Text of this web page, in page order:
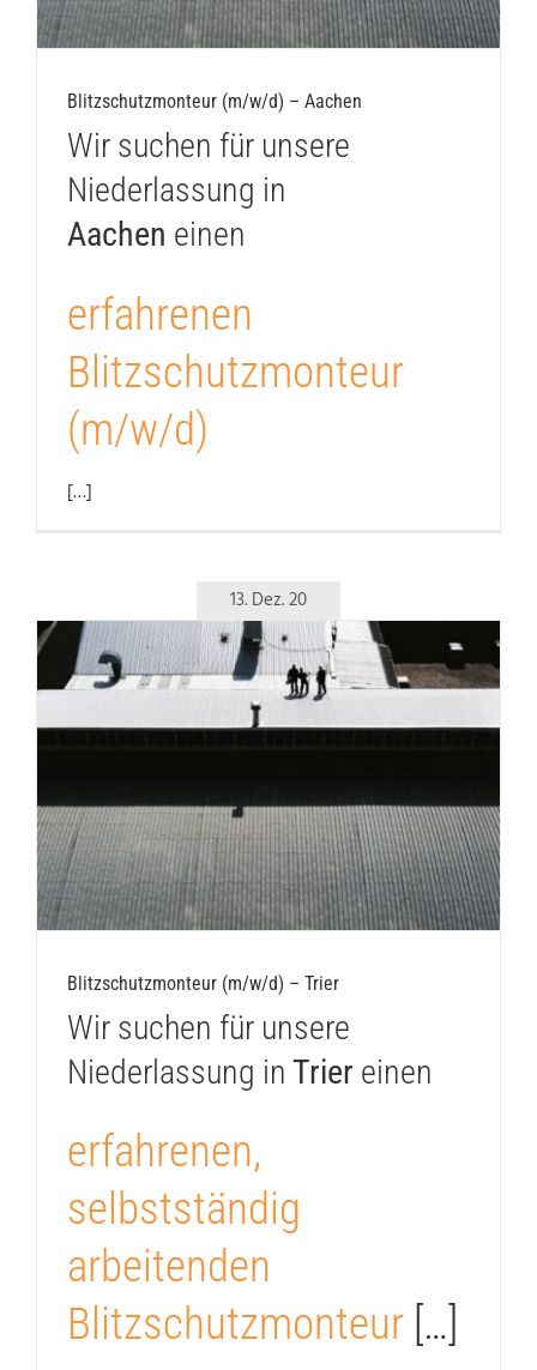
Blitzschutzmonteur (m/w/d) – Aachen
Wir suchen für unsere
Niederlassung in
Aachen einen
erfahrenen
Blitzschutzmonteur
(m/w/d)
[…]
13. Dez. 20
Blitzschutzmonteur (m/w/d) – Trier
Wir suchen für unsere
Niederlassung in Trier einen
erfahrenen,
selbstständig
arbeitenden
Blitzschutzmonteur […]